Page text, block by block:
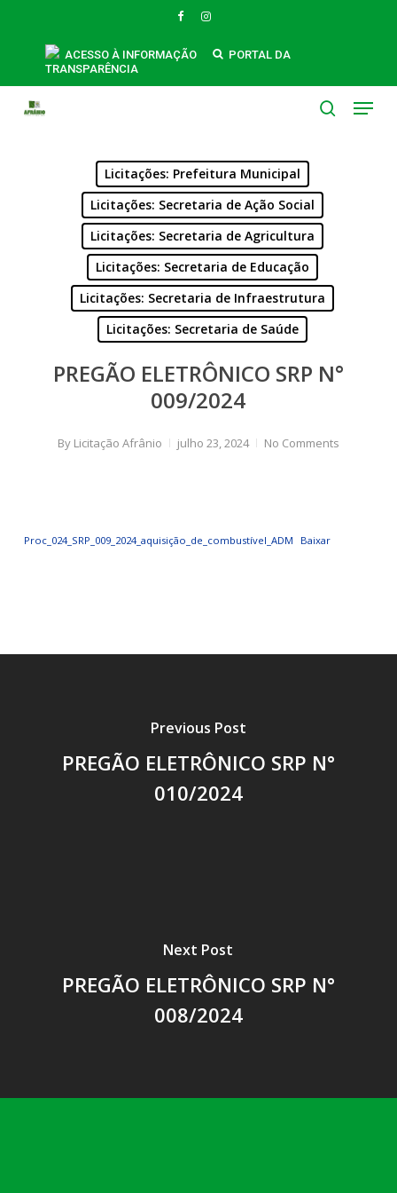
FACEBOOKINSTAGRAM
ACESSO À INFORMAÇÃO
PORTAL DA
TRANSPARÊNCIA
Menu
Licitações: Prefeitura Municipal
Licitações: Secretaria de Ação Social
Licitações: Secretaria de Agricultura
Licitações: Secretaria de Educação
Licitações: Secretaria de Infraestrutura
Licitações: Secretaria de Saúde
PREGÃO ELETRÔNICO SRP N°
009/2024
By Licitação Afrânio julho 23, 2024 No Comments
Proc_024_SRP_009_2024_aquisição_de_combustível_ADM Baixar
Previous Post
PREGÃO ELETRÔNICO SRP N°
010/2024
Next Post
PREGÃO ELETRÔNICO SRP N°
008/2024